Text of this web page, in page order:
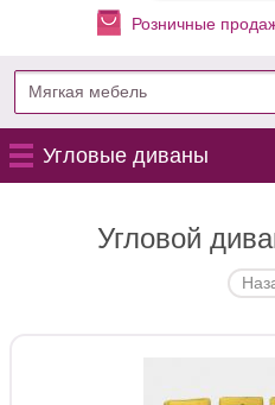
Розничные
Угловые диваны
Угловой